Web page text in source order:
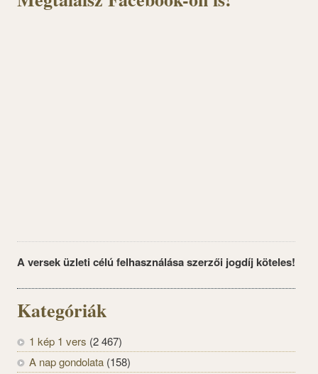
A versek üzleti célú felhasználása szerzői jogdíj köteles!
Kategóriák
1 kép 1 vers (2 467)
A nap gondolata (158)